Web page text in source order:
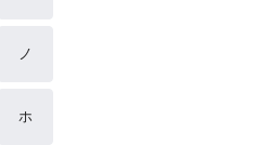
ノ
ホ